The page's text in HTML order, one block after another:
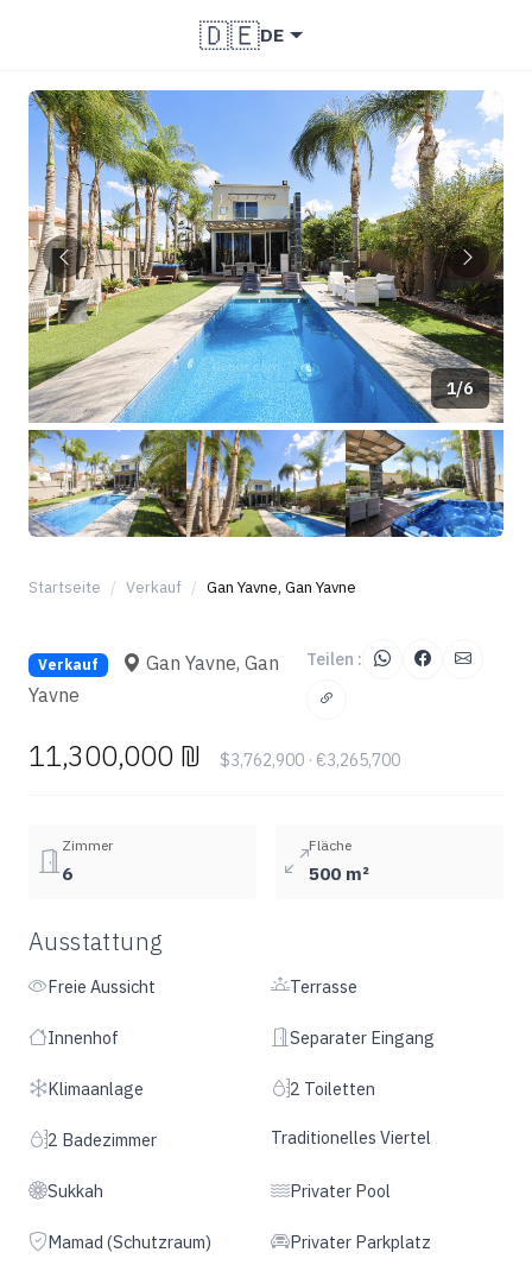
🇩🇪DE
1/6
Startseite Verkauf Gan Yavne, Gan Yavne
Verkauf
Gan Yavne, Gan
Yavne
Teilen :
11,300,000 ₪ $3,762,900 · €3,265,700
Zimmer
6
Fläche
500 m²
Ausstattung
Freie Aussicht Terrasse
Innenhof Separater Eingang
Klimaanlage 2 Toiletten
2 Badezimmer Traditionelles Viertel
Sukkah Privater Pool
Mamad (Schutzraum) Privater Parkplatz